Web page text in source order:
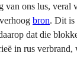
van ons lus,
bron. Dit is
dat die
in rus